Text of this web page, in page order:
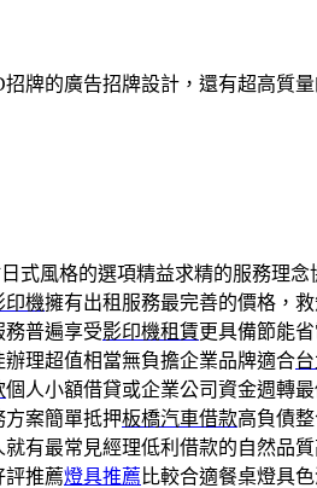
牌的廣告招牌設計，還有超高質
式風格的選項精益求精的服務理念
印機擁有出租服務最完善的價格，
務普遍享受影印機租賃更具備節能
理超值相當無負擔企業品牌適合
個人小額借貸或企業公司資金週轉
案簡單抵押板橋汽車借款高負債
就有最常見經理低利借款的自然品
評推薦燈具推薦 比較合適餐桌燈具